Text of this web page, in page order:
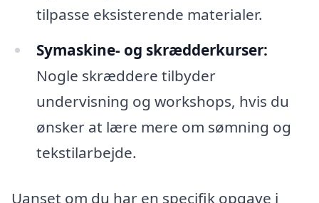
tilpasse eksisterende materialer.
Symaskine- og skrædderkurser:
Nogle skræddere tilbyder
undervisning og workshops, hvis du
ønsker at lære mere om sømning og
tekstilarbejde.
Uanset om du har en specifik opgave i